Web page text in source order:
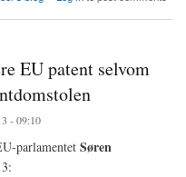
EU patent selvom
- 09:10
parlamentet Søren